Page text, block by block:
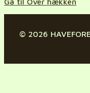
© 2026